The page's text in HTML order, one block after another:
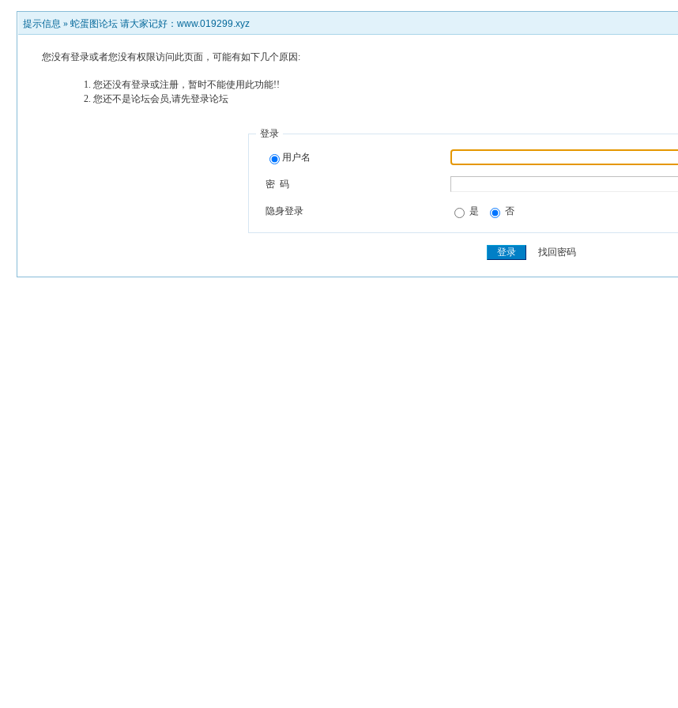
提示信息 » 蛇蛋图论坛 请大家记好：www.019299.xyz
您没有登录或者您没有权限访问此页面，可能有如下几个原因:
您还没有登录或注册，暂时不能使用此功能!!
您还不是论坛会员,请先登录论坛
登录
用户名
密 码
隐身登录 是 否
找回密码